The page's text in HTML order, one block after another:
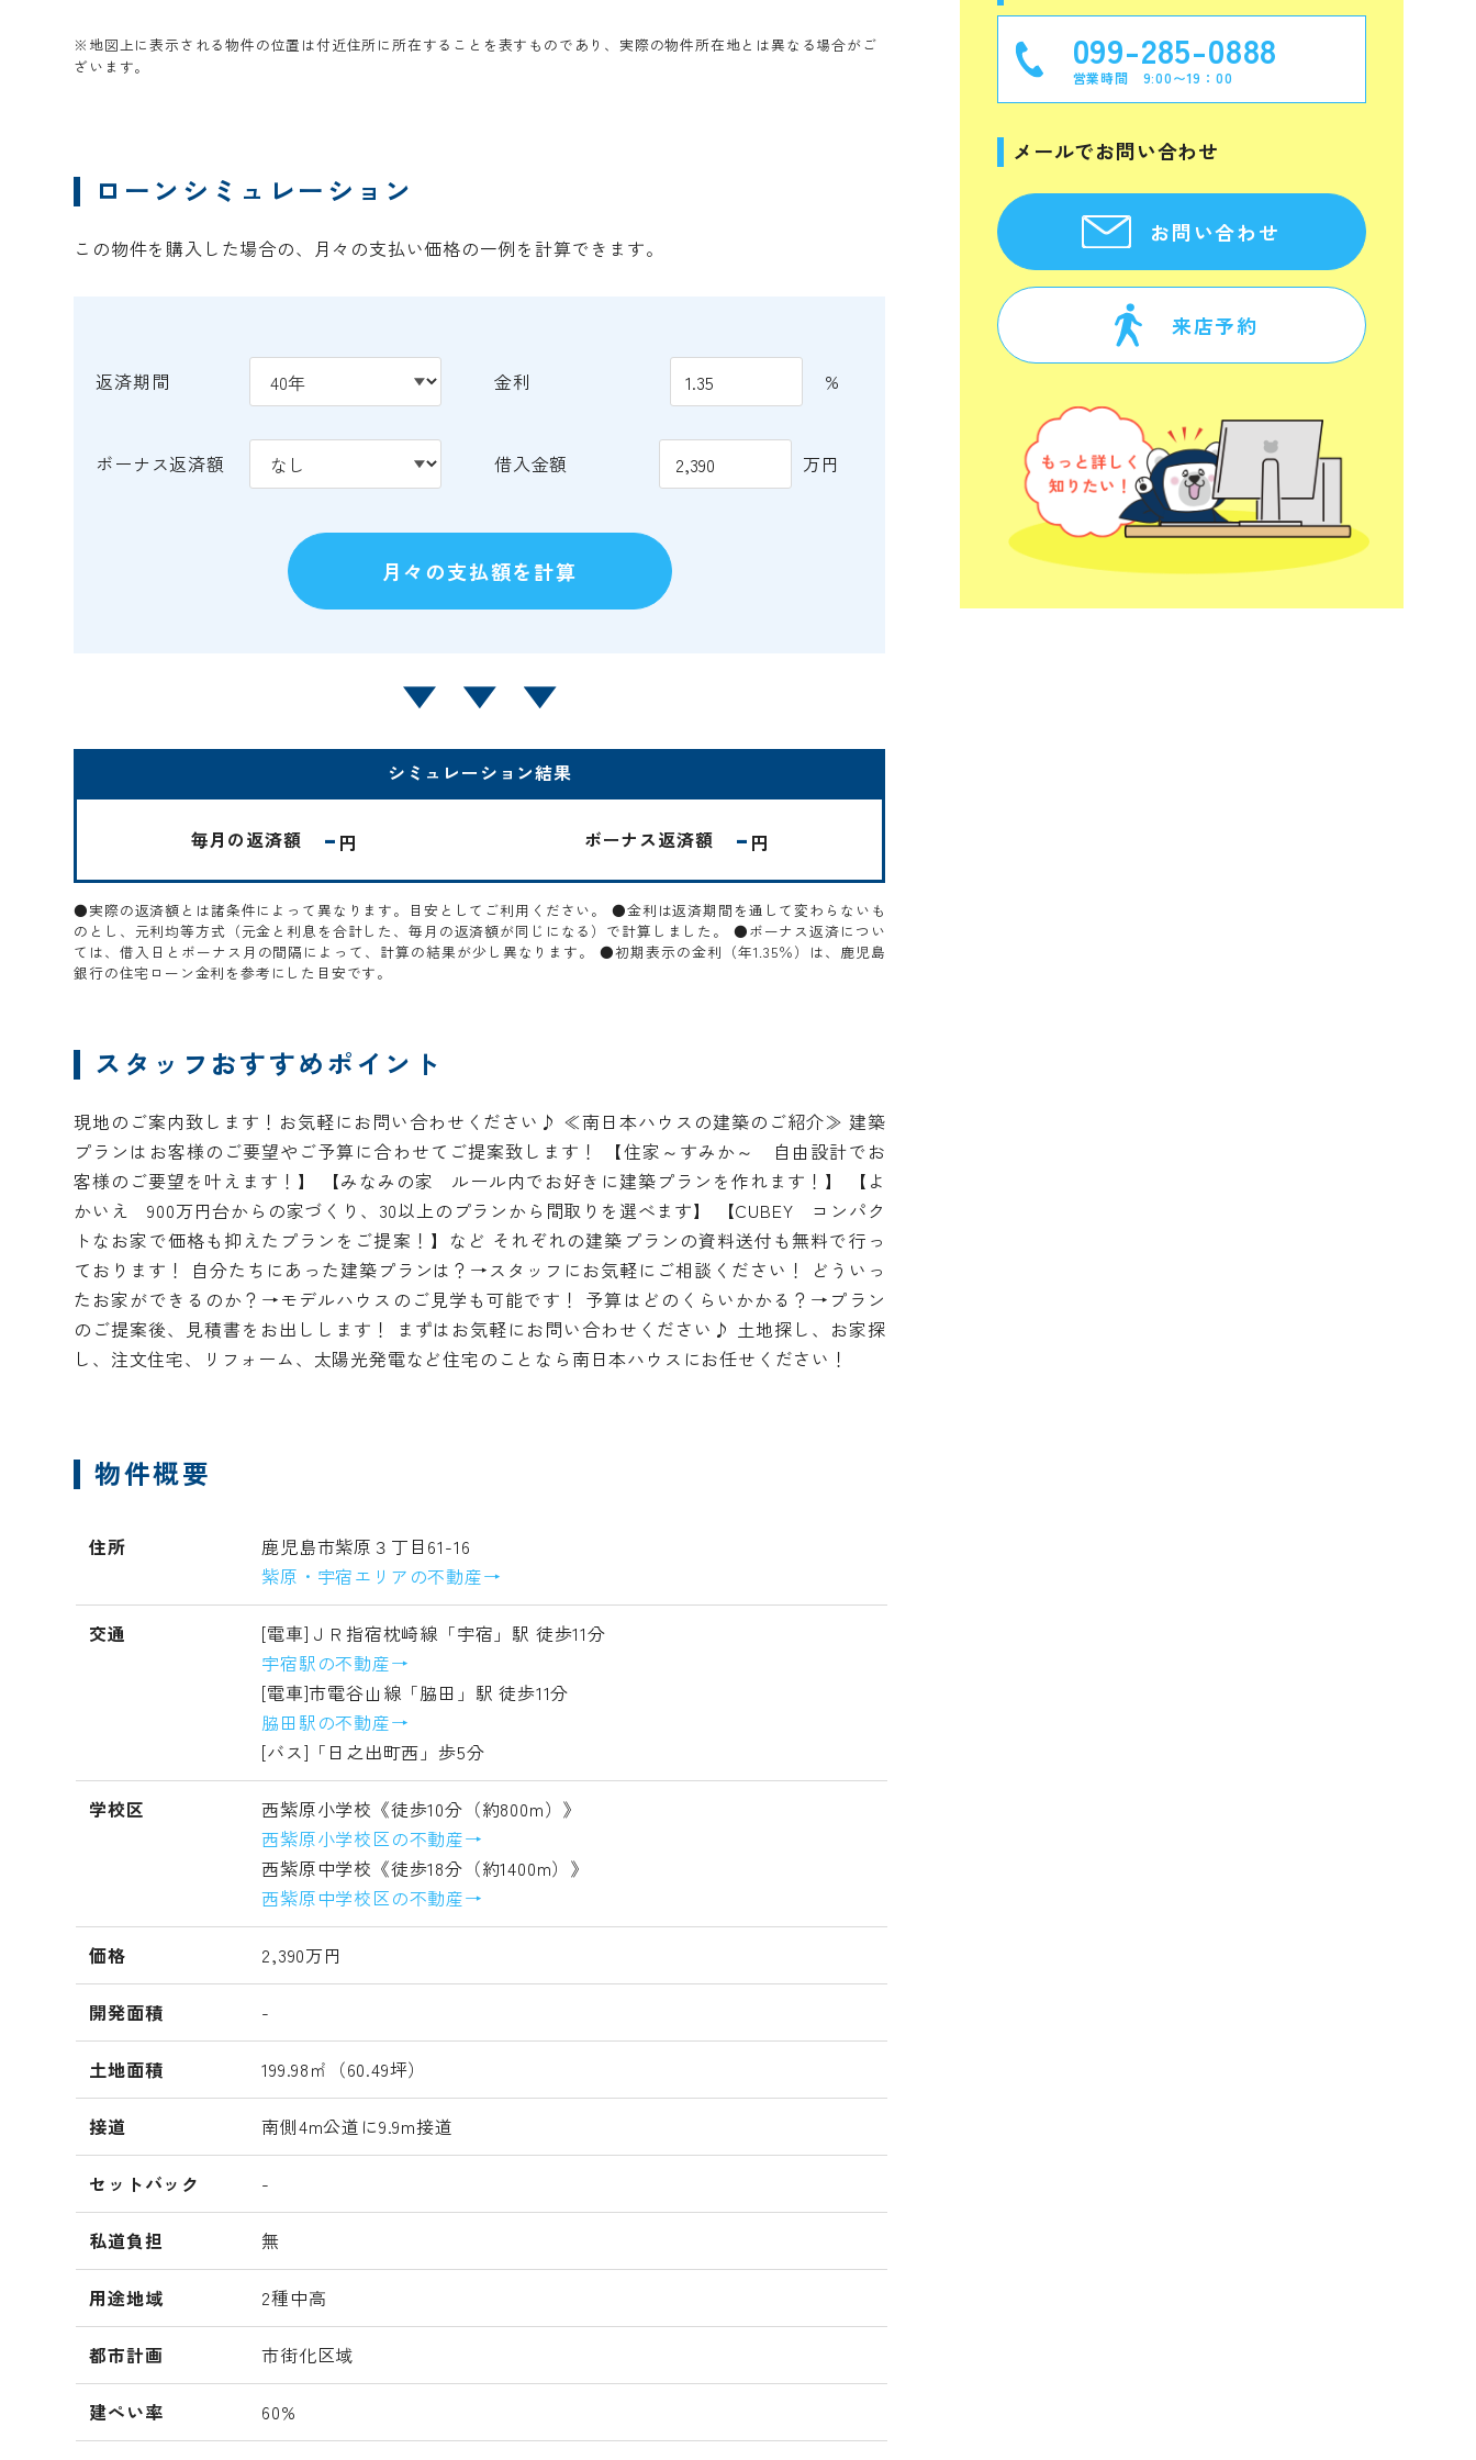
099-285-0888
営業時間 9:00〜19：00
メールでお問い合わせ
お問い合わせ
来店予約
※地図上に表示される物件の位置は付近住所に所在することを表すものであり、実際の物件所在地とは異なる場合がご
ざいます。
ローンシミュレーション
この物件を購入した場合の、月々の支払い価格の一例を計算できます。
返済期間 金利 %
ボーナス返済額 借入金額 万円
シミュレーション結果
毎月の返済額 - 円 ボーナス返済額 - 円
●実際の返済額とは諸条件によって異なります。目安としてご利用ください。 ●金利は返済期間を通して変わらないも
のとし、元利均等方式（元金と利息を合計した、毎月の返済額が同じになる）で計算しました。 ●ボーナス返済につい
ては、借入日とボーナス月の間隔によって、計算の結果が少し異なります。 ●初期表示の金利（年1.35％）は、鹿児島
銀行の住宅ローン金利を参考にした目安です。
スタッフおすすめポイント
現地のご案内致します！お気軽にお問い合わせください♪ ≪南日本ハウスの建築のご紹介≫ 建築
プランはお客様のご要望やご予算に合わせてご提案致します！ 【住家～すみか～ 自由設計でお
客様のご要望を叶えます！】 【みなみの家 ルール内でお好きに建築プランを作れます！】 【よ
かいえ 900万円台からの家づくり、30以上のプランから間取りを選べます】 【CUBEY コンパク
トなお家で価格も抑えたプランをご提案！】など それぞれの建築プランの資料送付も無料で行っ
ております！ 自分たちにあった建築プランは？→スタッフにお気軽にご相談ください！ どういっ
たお家ができるのか？→モデルハウスのご見学も可能です！ 予算はどのくらいかかる？→プラン
のご提案後、見積書をお出しします！ まずはお気軽にお問い合わせください♪ 土地探し、お家探
し、注文住宅、リフォーム、太陽光発電など住宅のことなら南日本ハウスにお任せください！
物件概要
住所
鹿児島市紫原３丁目61-16
紫原・宇宿エリアの不動産→
交通
[電車]ＪＲ指宿枕崎線「宇宿」駅 徒歩11分
宇宿駅の不動産→
[電車]市電谷山線「脇田」駅 徒歩11分
脇田駅の不動産→
[バス]「日之出町西」歩5分
学校区
西紫原小学校《徒歩10分（約800m）》
西紫原小学校区の不動産→
西紫原中学校《徒歩18分（約1400m）》
西紫原中学校区の不動産→
価格 2,390万円
開発面積 -
土地面積 199.98㎡（60.49坪）
接道 南側4m公道に9.9m接道
セットバック -
私道負担 無
用途地域 2種中高
都市計画 市街化区域
建ぺい率 60%